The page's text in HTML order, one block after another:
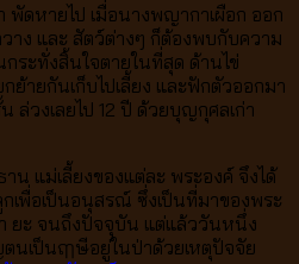
พัดหายไป เมื่อนางพญากาเผือก ออก
าง และ สัตว์ต่างๆ ก็ต้องพบกับความ
กระทั่งสิ้นใจตายในที่สุด ด้านไข่
ย้ายกันเก็บไปเลี้ยง และฟักตัวออกมา
ล่วงเลยไป 12 ปี ด้วยบุญกุศลเก่า
น แม่เลี้ยงของแต่ละ พระองค์ จึงได้
เพื่อเป็นอนุสรณ์ ซึ่งเป็นที่มาของพระ
ยะ จนถึงปัจจุบัน แต่แล้ววันหนึ่ง
นเป็นฤๅษีอยู่ในป่าด้วยเหตุปัจจัย